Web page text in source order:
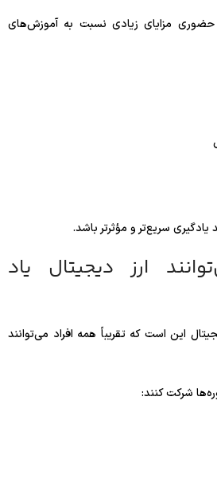
مزایای زیادی نسبت به آموزش‌های
سریع‌تر و مؤثرتر باشد.
ارز دیجیتال یاد
این است که تقریباً همه افراد می‌توانند
شرکت کنند: